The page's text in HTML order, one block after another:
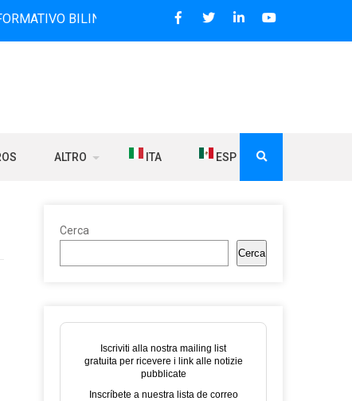
BILINGUE CHE DAL 2006 DIFFONDE NOTIZIE SUI
ALTRO ITA ESP
Cerca
Cerca
Iscriviti alla nostra mailing list
gratuita per ricevere i link alle notizie
pubblicate
Inscríbete a nuestra lista de correo